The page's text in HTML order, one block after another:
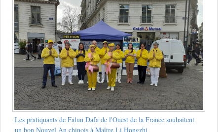
Les pratiquants de Falun Dafa de l'Ouest de la France souhaitent
un bon Nouvel An chinois à Maître Li Hongzhi